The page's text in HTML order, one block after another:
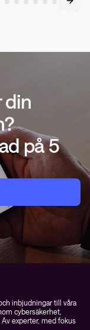
din
på 5
inbjudningar till våra
cybersäkerhet,
experter, med fokus